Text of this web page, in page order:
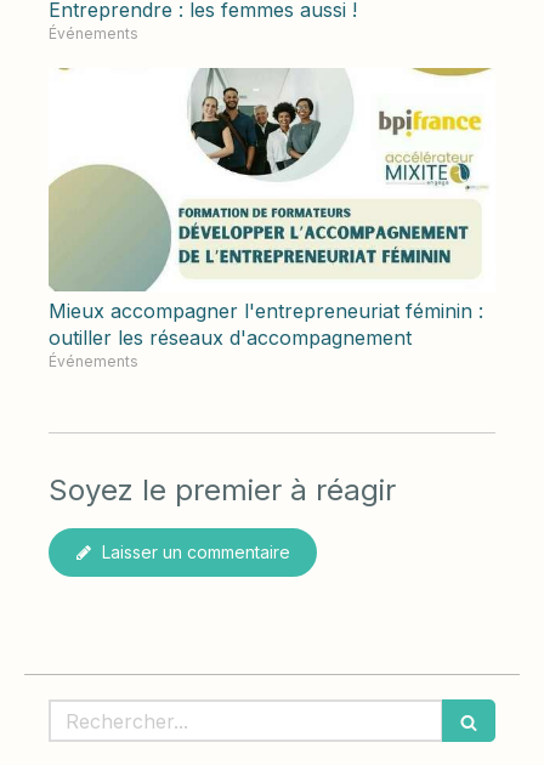
Entreprendre : les femmes aussi !
Événements
Mieux accompagner l'entrepreneuriat féminin :
outiller les réseaux d'accompagnement
Événements
Soyez le premier à réagir
Laisser un commentaire
Rechercher